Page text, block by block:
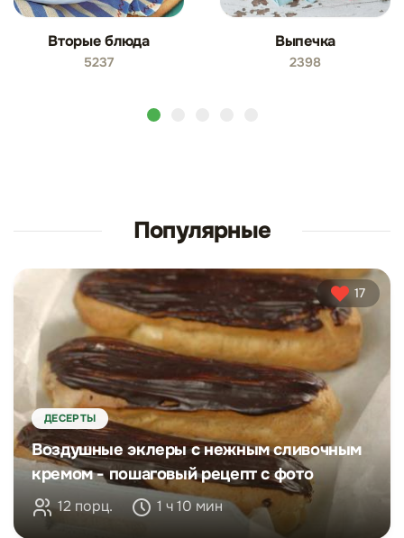
Вторые блюда
5237
Выпечка
2398
Популярные
17
ДЕСЕРТЫ
Воздушные эклеры с нежным сливочным
кремом - пошаговый рецепт с фото
12 порц. 1 ч 10 мин